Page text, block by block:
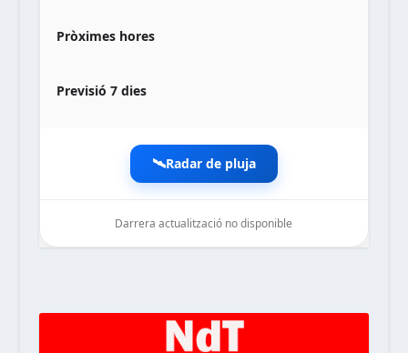
Pròximes hores
Previsió 7 dies
🛰️Radar de pluja
Darrera actualització no disponible